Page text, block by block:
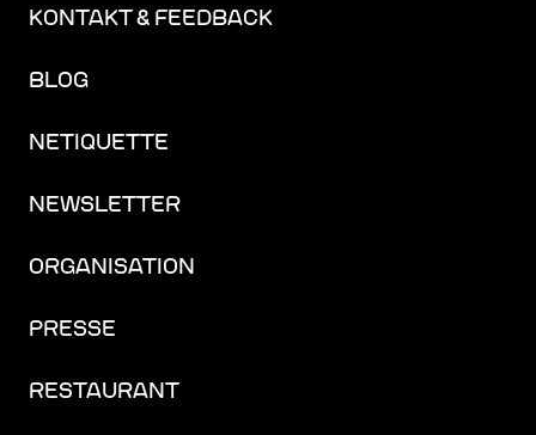
KONTAKT & FEEDBACK
BLOG
NETIQUETTE
NEWSLETTER
ORGANISATION
PRESSE
RESTAURANT